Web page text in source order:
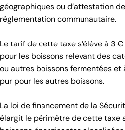
géographiques ou d’attestation
réglementation communautaire.
Le tarif de cette taxe s’élève à 3
pour les boissons relevant des
ou autres boissons fermentées et
pur pour les autres boissons.
La loi de financement de la
élargit le périmètre de cette taxe